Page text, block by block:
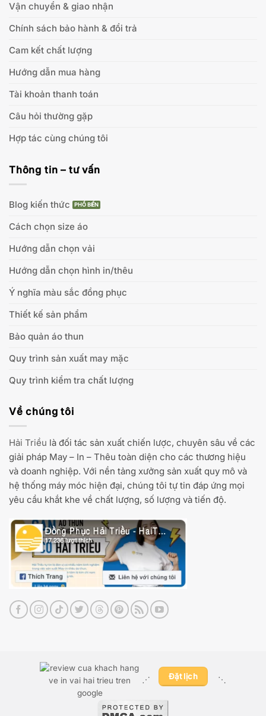
Vận chuyển & giao nhận
Chính sách bảo hành & đổi trả
Cam kết chất lượng
Hướng dẫn mua hàng
Tài khoản thanh toán
Câu hỏi thường gặp
Hợp tác cùng chúng tôi
Thông tin – tư vấn
Blog kiến thức
Cách chọn size áo
Hướng dẫn chọn vải
Hướng dẫn chọn hình in/thêu
Ý nghĩa màu sắc đồng phục
Thiết kế sản phẩm
Bảo quản áo thun
Quy trình sản xuất may mặc
Quy trình kiểm tra chất lượng
Về chúng tôi
Hải Triều là đối tác sản xuất chiến lược, chuyên sâu về các
giải pháp May – In – Thêu toàn diện cho các thương hiệu
và doanh nghiệp. Với nền tảng xưởng sản xuất quy mô và
hệ thống máy móc hiện đại, chúng tôi tự tin đáp ứng mọi
yêu cầu khắt khe về chất lượng, số lượng và tiến độ.
⋰ ​ Đặt lịch ⋱